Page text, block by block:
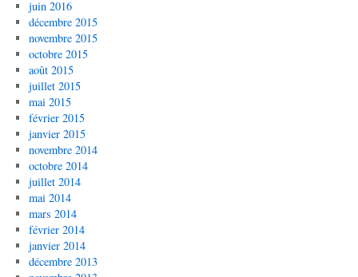
juin 2016
décembre 2015
novembre 2015
octobre 2015
août 2015
juillet 2015
mai 2015
février 2015
janvier 2015
novembre 2014
octobre 2014
juillet 2014
mai 2014
mars 2014
février 2014
janvier 2014
décembre 2013